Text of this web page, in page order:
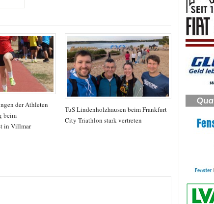
der Athleten
beim
in Villmar
TuS Lindenholzhausen beim Frankfurt
City Triathlon stark vertreten